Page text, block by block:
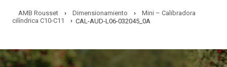
AMB Rousset › Dimensionamiento ›
Mini – Calibradora
cilíndrica C10-C11
› CAL-AUD-L06-032045_0A